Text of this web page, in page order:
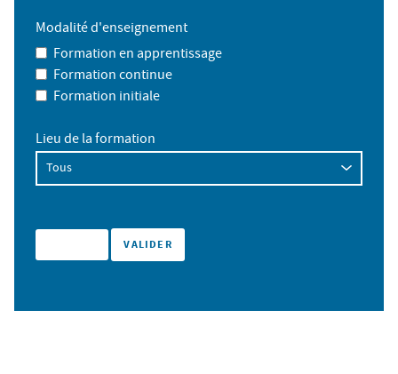
Modalité d'enseignement
Formation en apprentissage
Formation continue
Formation initiale
Lieu de la formation